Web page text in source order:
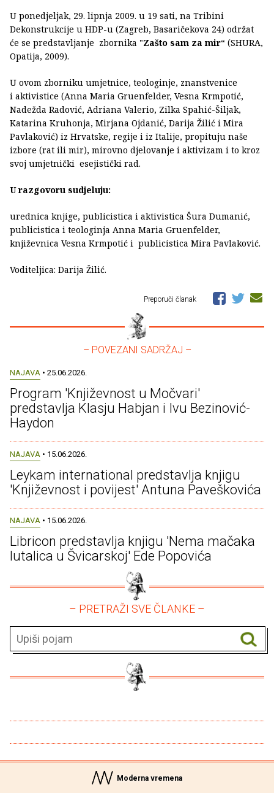
U ponedjeljak, 29. lipnja 2009. u 19 sati, na Tribini
Dekonstrukcije u HDP-u (Zagreb, Basaričekova 24) održat
će se predstavljanje zbornika "Zašto sam za mir“ (SHURA,
Opatija, 2009).
U ovom zborniku umjetnice, teologinje, znanstvenice
i aktivistice (Anna Maria Gruenfelder, Vesna Krmpotić,
Nadežda Radović, Adriana Valerio, Zilka Spahić-Šiljak,
Katarina Kruhonja, Mirjana Ojdanić, Darija Žilić i Mira
Pavlaković) iz Hrvatske, regije i iz Italije, propituju naše
izbore (rat ili mir), mirovno djelovanje i aktivizam i to kroz
svoj umjetnički esejistički rad.
U razgovoru sudjeluju:
urednica knjige, publicistica i aktivistica Šura Dumanić,
publicistica i teologinja Anna Maria Gruenfelder,
književnica Vesna Krmpotić i publicistica Mira Pavlaković.
Voditeljica: Darija Žilić.
Preporuči članak
– POVEZANI SADRŽAJ –
NAJAVA • 25.06.2026.
Program 'Književnost u Močvari'
predstavlja Klasju Habjan i Ivu Bezinović-
Haydon
NAJAVA • 15.06.2026.
Leykam international predstavlja knjigu
'Književnost i povijest' Antuna Paveškovića
NAJAVA • 15.06.2026.
Libricon predstavlja knjigu 'Nema mačaka
lutalica u Švicarskoj' Ede Popovića
– PRETRAŽI SVE ČLANKE –
Moderna vremena